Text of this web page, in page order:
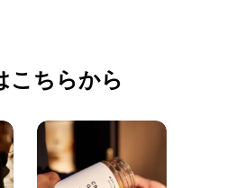
こちらから